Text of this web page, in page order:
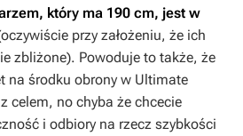
który ma 190 cm, jest w
przy założeniu, że ich
zbliżone). Powoduje to także, że
na środku obrony w Ultimate
celem, no chyba że chcecie
i odbiory na rzecz szybkości